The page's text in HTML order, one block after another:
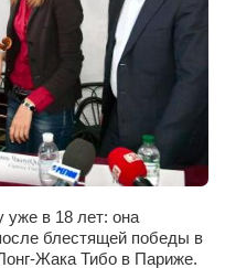
в 18 лет: она
блестящей победы в
Жака Тибо в Париже.